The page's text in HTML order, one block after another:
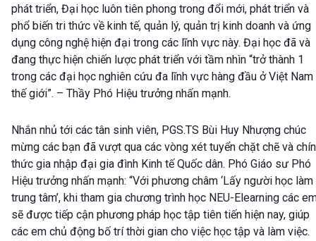
phát triển, Đại học luôn tiên phong trong đổi mới, phát triển và
phổ biến tri thức về kinh tế, quản lý, quản trị kinh doanh và ứng
dụng công nghệ hiện đại trong các lĩnh vực này. Đại học đã và
đang thực hiện chiến lược phát triển với tầm nhìn “trở thành 1
trong các đại học nghiên cứu đa lĩnh vực hàng đầu ở Việt Nam
thế giới”. – Thầy Phó Hiệu trưởng nhấn mạnh.
Nhắn nhủ tới các tân sinh viên, PGS.TS Bùi Huy Nhượng chúc
mừng các bạn đã vượt qua các vòng xét tuyển chặt chẽ và
thức gia nhập đại gia đình Kinh tế Quốc dân. Phó Giáo sư Phó
Hiệu trưởng nhấn mạnh: “Với phương châm ‘Lấy người học làm
trung tâm’, khi tham gia chương trình học NEU-Elearning các
sẽ được tiếp cận phương pháp học tập tiên tiến hiện nay, giúp
các em chủ động bố trí thời gian cho việc học tập và làm việc.